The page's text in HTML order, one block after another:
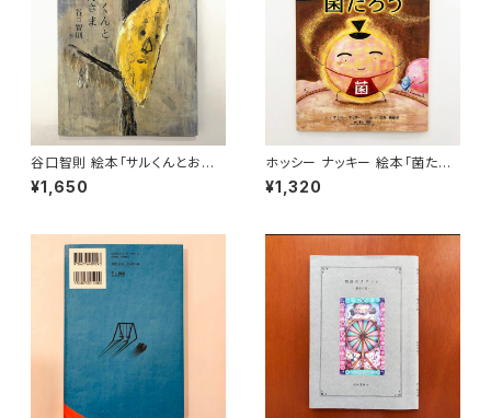
谷口智則 絵本「サルくんとお月
さま」
¥1,650
ホッシー ナッキー 絵本「菌たろ
う」
¥1,320